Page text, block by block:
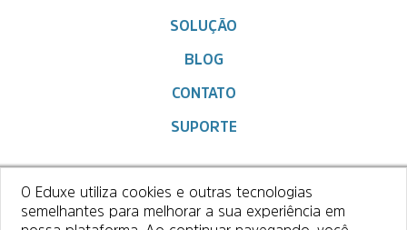
O Eduxe utiliza cookies e outras tecnologias
semelhantes para melhorar a sua experiência em
SOLUÇÃO
BLOG
CONTATO
SUPORTE